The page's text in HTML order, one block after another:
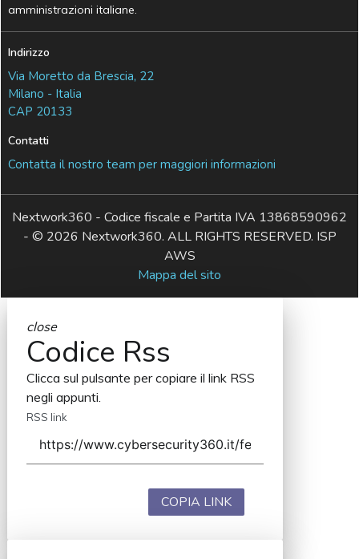
amministrazioni italiane.
Indirizzo
Via Moretto da Brescia, 22
Milano - Italia
CAP 20133
Contatti
Contatta il nostro team per maggiori informazioni
Nextwork360 - Codice fiscale e Partita IVA 13868590962
- © 2026 Nextwork360. ALL RIGHTS RESERVED. ISP
AWS
Mappa del sito
close
Codice Rss
Clicca sul pulsante per copiare il link RSS
negli appunti.
RSS link
COPIA LINK